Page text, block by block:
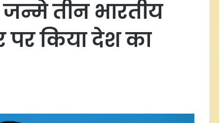
तीन भारतीय
पर किया देश का